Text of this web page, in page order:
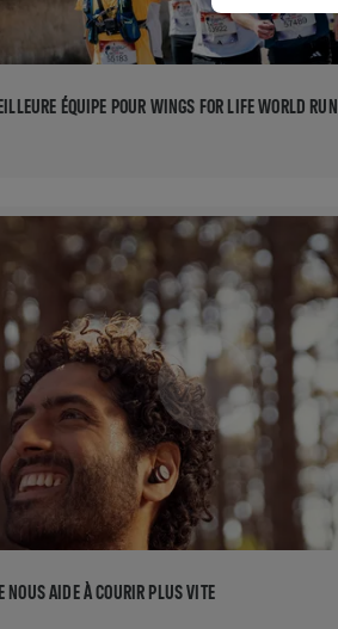
ÉQUIPE POUR WINGS FOR LIFE WORLD RUN
NOUS AIDE À COURIR PLUS VITE